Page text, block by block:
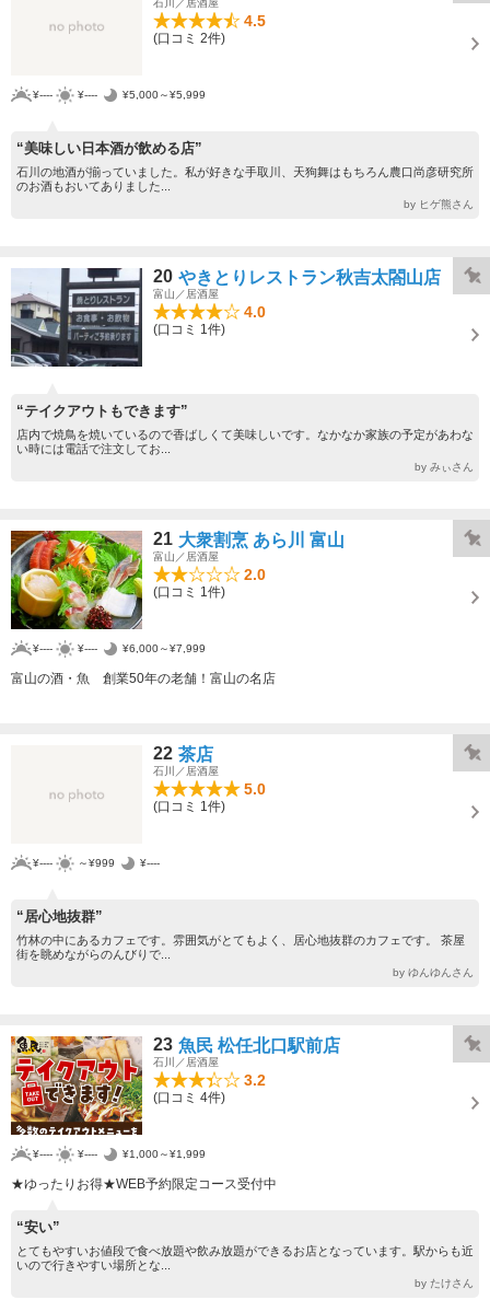
石川／居酒屋
4.5
(口コミ 2件)
¥---- ¥---- ¥5,000～¥5,999
“美味しい日本酒が飲める店”
石川の地酒が揃っていました。私が好きな手取川、天狗舞はもちろん農口尚彦研究所
のお酒もおいてありました...
by ヒゲ熊さん
20 やきとりレストラン秋吉太閤山店
富山／居酒屋
4.0
(口コミ 1件)
“テイクアウトもできます”
店内で焼鳥を焼いているので香ばしくて美味しいです。なかなか家族の予定があわな
い時には電話で注文してお...
by みぃさん
21 大衆割烹 あら川 富山
富山／居酒屋
2.0
(口コミ 1件)
¥---- ¥---- ¥6,000～¥7,999
富山の酒・魚 創業50年の老舗！富山の名店
22 茶店
石川／居酒屋
5.0
(口コミ 1件)
¥---- ～¥999 ¥----
“居心地抜群”
竹林の中にあるカフェです。雰囲気がとてもよく、居心地抜群のカフェです。 茶屋
街を眺めながらのんびりで...
by ゆんゆんさん
23 魚民 松任北口駅前店
石川／居酒屋
3.2
(口コミ 4件)
¥---- ¥---- ¥1,000～¥1,999
★ゆったりお得★WEB予約限定コース受付中
“安い”
とてもやすいお値段で食べ放題や飲み放題ができるお店となっています。駅からも近
いので行きやすい場所とな...
by たけさん